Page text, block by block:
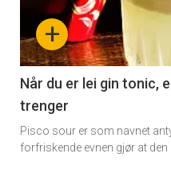
section
11
Dagens
rett
+
Når du er lei gin tonic,
trenger
Pisco sour er som navnet
forfriskende evnen gjør at